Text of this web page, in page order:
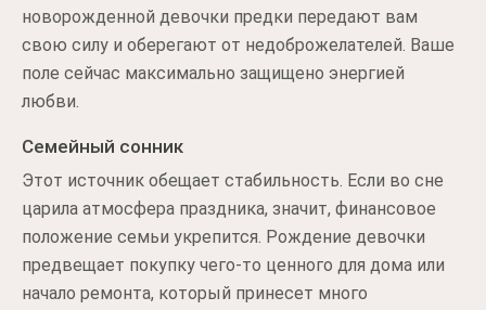
новорожденной девочки предки передают вам
свою силу и оберегают от недоброжелателей. Ваше
поле сейчас максимально защищено энергией
любви.
Семейный сонник
Этот источник обещает стабильность. Если во сне
царила атмосфера праздника, значит, финансовое
положение семьи укрепится. Рождение девочки
предвещает покупку чего-то ценного для дома или
начало ремонта, который принесет много